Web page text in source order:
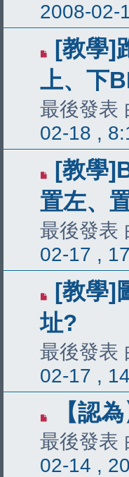
2008-02-
[教學]
上、下
最後發表
02-18 ,
[教學
置左、
最後發表
02-17 ,
[教學]
址?
最後發表
02-17 ,
【認
最後發表
02-14 ,